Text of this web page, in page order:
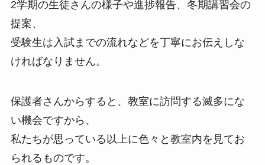
2学期の生徒さんの様子や進捗報告、冬期講習会の
提案、
受験生は入試までの流れなどを丁寧にお伝えしな
ければなりません。
保護者さんからすると、教室に訪問する滅多にな
い機会ですから、
私たちが思っている以上に色々と教室内を見てお
られるものです。